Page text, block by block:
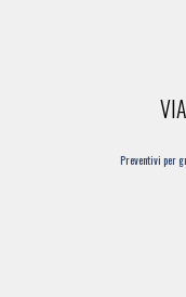
Preventivi per